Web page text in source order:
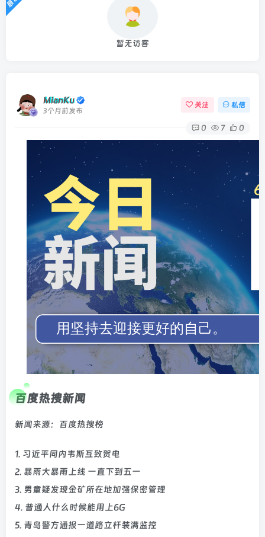
暂无访客
MianKu
3个月前发布
关注 私信
0 7 0
百度热搜新闻
新闻来源：百度热搜榜
1. 习近平同内韦斯互致贺电
2. 暴雨大暴雨上线 一直下到五一
3. 男童疑发现金矿所在地加强保密管理
4. 普通人什么时候能用上6G
5. 青岛警方通报一道路立杆装满监控